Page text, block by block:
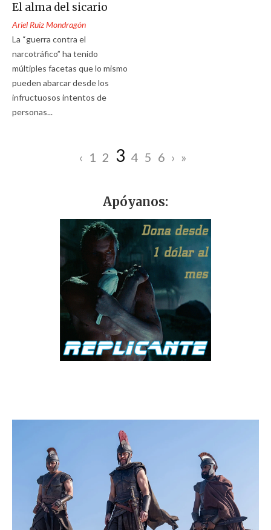
El alma del sicario
Ariel Ruiz Mondragón
La “guerra contra el
narcotráfico” ha tenido
múltiples facetas que lo mismo
pueden abarcar desde los
infructuosos intentos de
personas...
‹ 1 2 3 4 5 6 › »
Apóyanos: